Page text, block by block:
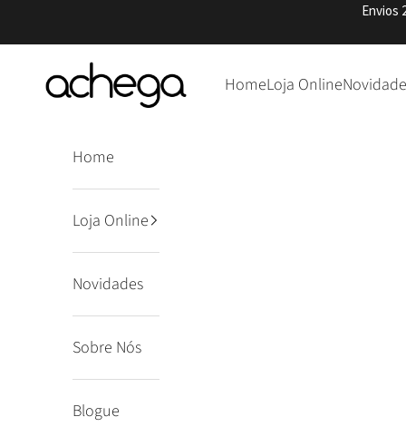
Envios
Achega Knitwear HomeLoja Online
Home
Loja Online
Novidades
Sobre Nós
Blogue